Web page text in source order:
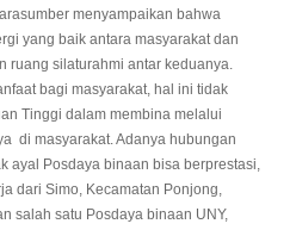
menyampaikan bahwa
yang baik antara masyarakat dan
ruang silaturahmi antar keduanya.
bagi masyarakat, hal ini tidak
Tinggi dalam membina melalui
di masyarakat. Adanya hubungan
ayal Posdaya binaan bisa berprestasi,
dari Simo, Kecamatan Ponjong,
salah satu Posdaya binaan UNY,